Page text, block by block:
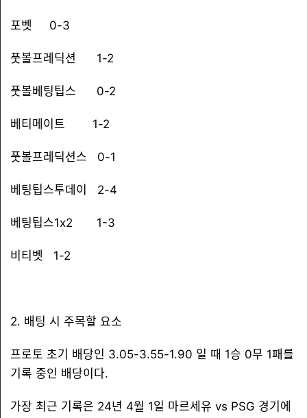
포벳 0-3
풋볼프레딕션 1-2
풋볼베팅팁스 0-2
베티메이트 1-2
풋볼프레딕션스 0-1
베팅팁스투데이 2-4
베팅팁스1x2 1-3
비티벳 1-2
2. 배팅 시 주목할 요소
프로토 초기 배당인 3.05-3.55-1.90 일 때 1승 0무 1패를
기록 중인 배당이다.
가장 최근 기록은 24년 4월 1일 마르세유 vs PSG 경기에